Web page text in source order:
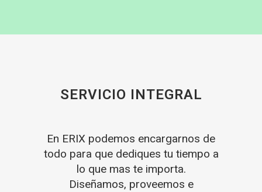
SERVICIO INTEGRAL
En ERIX podemos encargarnos de
todo para que dediques tu tiempo a
lo que mas te importa.
Diseñamos, proveemos e